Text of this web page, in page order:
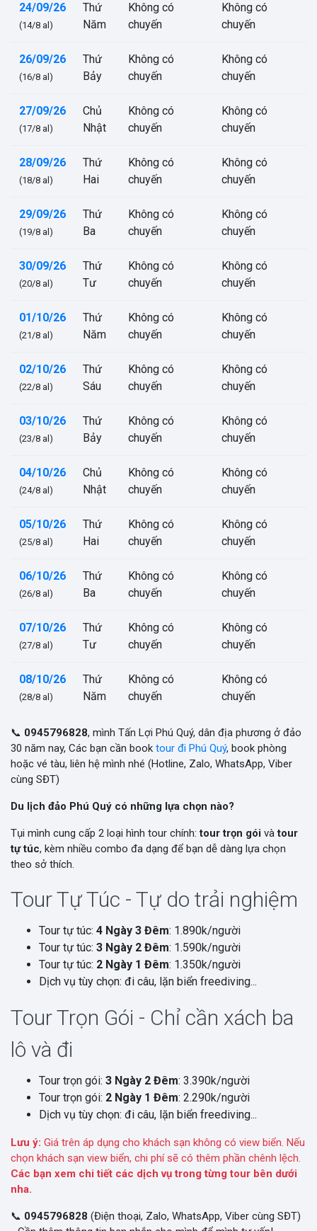
24/09/26
(14/8 al)
Thứ
Năm
Không có
chuyến
Không có
chuyến
26/09/26
(16/8 al)
Thứ
Bảy
Không có
chuyến
Không có
chuyến
27/09/26
(17/8 al)
Chủ
Nhật
Không có
chuyến
Không có
chuyến
28/09/26
(18/8 al)
Thứ
Hai
Không có
chuyến
Không có
chuyến
29/09/26
(19/8 al)
Thứ
Ba
Không có
chuyến
Không có
chuyến
30/09/26
(20/8 al)
Thứ
Tư
Không có
chuyến
Không có
chuyến
01/10/26
(21/8 al)
Thứ
Năm
Không có
chuyến
Không có
chuyến
02/10/26
(22/8 al)
Thứ
Sáu
Không có
chuyến
Không có
chuyến
03/10/26
(23/8 al)
Thứ
Bảy
Không có
chuyến
Không có
chuyến
04/10/26
(24/8 al)
Chủ
Nhật
Không có
chuyến
Không có
chuyến
05/10/26
(25/8 al)
Thứ
Hai
Không có
chuyến
Không có
chuyến
06/10/26
(26/8 al)
Thứ
Ba
Không có
chuyến
Không có
chuyến
07/10/26
(27/8 al)
Thứ
Tư
Không có
chuyến
Không có
chuyến
08/10/26
(28/8 al)
Thứ
Năm
Không có
chuyến
Không có
chuyến
📞 0945796828, mình Tấn Lợi Phú Quý, dân địa phương ở đảo
30 năm nay, Các bạn cần book tour đi Phú Quý, book phòng
hoặc vé tàu, liên hệ mình nhé (Hotline, Zalo, WhatsApp, Viber
cùng SĐT)
Du lịch đảo Phú Quý có những lựa chọn nào?
Tụi mình cung cấp 2 loại hình tour chính:tour trọn gói vàtour
tự túc, kèm nhiều combo đa dạng để bạn dễ dàng lựa chọn
theo sở thích.
Tour Tự Túc - Tự do trải nghiệm
Tour tự túc: 4 Ngày 3 Đêm: 1.890k/người
Tour tự túc: 3 Ngày 2 Đêm: 1.590k/người
Tour tự túc: 2 Ngày 1 Đêm: 1.350k/người
Dịch vụ tùy chọn: đi câu, lặn biển freediving...
Tour Trọn Gói - Chỉ cần xách ba
lô và đi
Tour trọn gói: 3 Ngày 2 Đêm: 3.390k/người
Tour trọn gói: 2 Ngày 1 Đêm: 2.290k/người
Dịch vụ tùy chọn: đi câu, lặn biển freediving...
Lưu ý: Giá trên áp dụng cho khách sạn không có view biển. Nếu
chọn khách sạn view biển, chi phí sẽ có thêm phần chênh lệch.
Các bạn xem chi tiết các dịch vụ trong từng tour bên dưới
nha.
📞 0945796828 (Điện thoại, Zalo, WhatsApp, Viber cùng SĐT)